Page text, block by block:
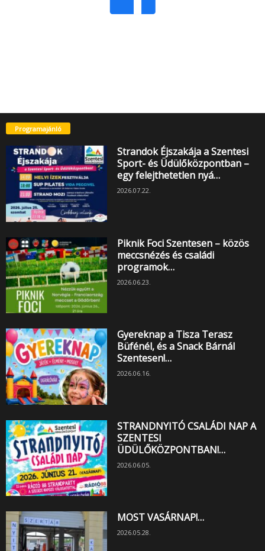
Programajánló
Strandok Éjszakája a Szentesi
Sport- és Üdülőközpontban –
egy felejthetetlen nyá…
2026.07.22.
Piknik Foci Szentesen – közös
meccsnézés és családi
programok…
2026.06.23.
Gyereknap a Tisza Terasz
Büfénél, és a Snack Bárnál
Szentesen!…
2026.06.16.
STRANDNYITÓ CSALÁDI NAP A
SZENTESI
ÜDÜLŐKÖZPONTBAN!…
2026.06.05.
MOST VASÁRNAP!…
2026.05.28.